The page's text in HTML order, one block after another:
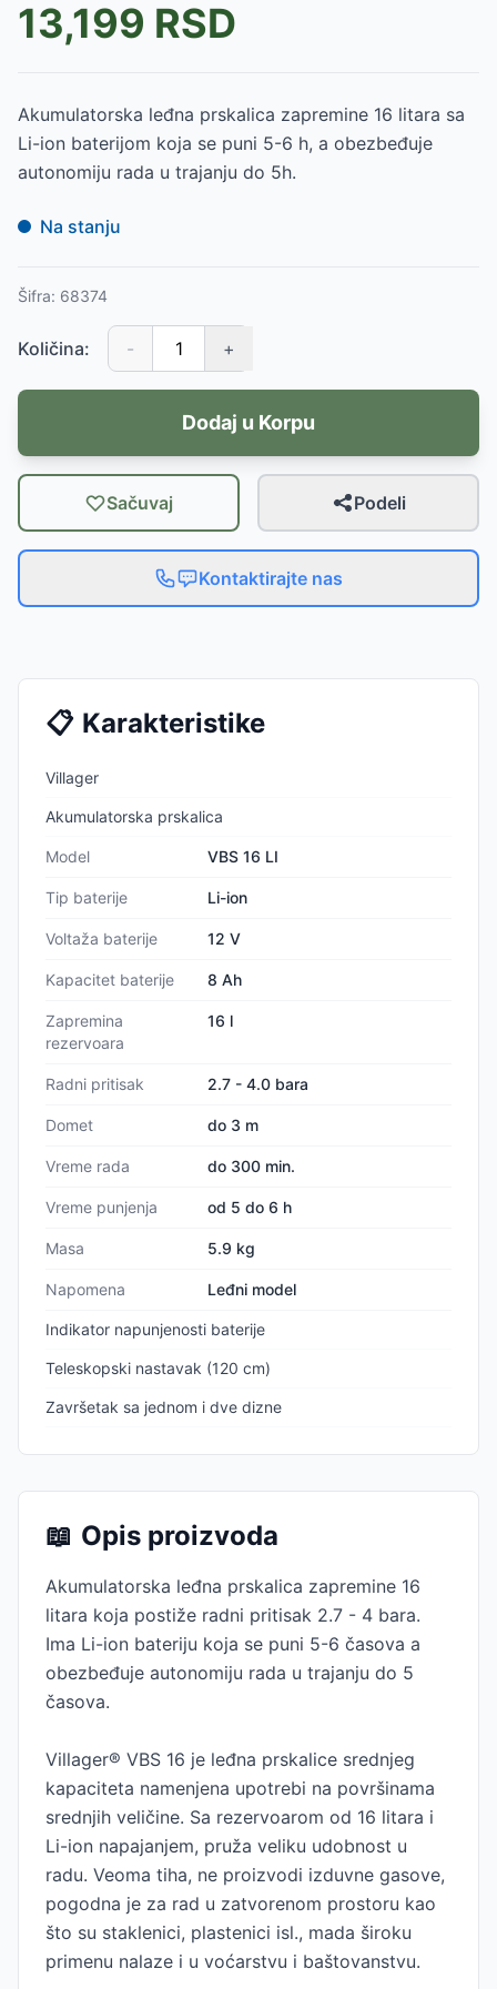
13,199 RSD
Akumulatorska leđna prskalica zapremine 16 litara sa
Li-ion baterijom koja se puni 5-6 h, a obezbeđuje
autonomiju rada u trajanju do 5h.
Na stanju
Šifra: 68374
Količina: - +
Dodaj u Korpu
Sačuvaj Podeli
Kontaktirajte nas
📋 Karakteristike
Villager
Akumulatorska prskalica
Model VBS 16 LI
Tip baterije Li-ion
Voltaža baterije 12 V
Kapacitet baterije 8 Ah
Zapremina
rezervoara
16 l
Radni pritisak 2.7 - 4.0 bara
Domet do 3 m
Vreme rada do 300 min.
Vreme punjenja od 5 do 6 h
Masa 5.9 kg
Napomena Leđni model
Indikator napunjenosti baterije
Teleskopski nastavak (120 cm)
Završetak sa jednom i dve dizne
📖 Opis proizvoda
Akumulatorska leđna prskalica zapremine 16
litara koja postiže radni pritisak 2.7 - 4 bara.
Ima Li-ion bateriju koja se puni 5-6 časova a
obezbeđuje autonomiju rada u trajanju do 5
časova.
Villager® VBS 16 je leđna prskalice srednjeg
kapaciteta namenjena upotrebi na površinama
srednjih veličine. Sa rezervoarom od 16 litara i
Li-ion napajanjem, pruža veliku udobnost u
radu. Veoma tiha, ne proizvodi izduvne gasove,
pogodna je za rad u zatvorenom prostoru kao
što su staklenici, plastenici isl., mada široku
primenu nalaze i u voćarstvu i baštovanstvu.